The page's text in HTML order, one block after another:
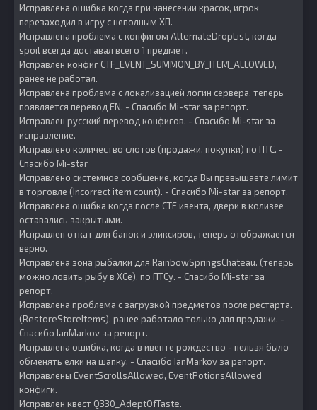
Исправлена ошибка когда при нанесении красок, игрок
перезаходил в игру с неполным ХП.
Исправлена проблема с конфигом AlternateDropList, когда
spoil всегда доставал всего 1 предмет.
Исправлен конфиг CTF_EVENT_SUMMON_BY_ITEM_ALLOWED,
ранее не работал.
Исправлена проблема с локализацией логин сервера, теперь
появляется перевод EN. - Спасибо Mi-star за репорт.
Исправлен русский перевод конфигов. - Спасибо Mi-star за
исправление.
Исправлено количество слотов (продажи, покупки) по ПТС. -
Спасибо Mi-star
Исправлено системное сообщение, когда Вы превышаете лимит
в торговле (Incorrect item count). - Спасибо Mi-star за репорт.
Исправлена ошибка когда после CTF ивента, двери в колизее
оставались закрытыми.
Исправлен откат для банок и эликсиров, теперь отображается
верно.
Исправлена зона рыбалки для RainbowSpringsChateau. (теперь
можно ловить рыбу в ХСе). по ПТСу. - Спасибо Mi-star за
репорт.
Исправлена проблема с загрузкой предметов после рестарта.
(RestoreStoreItems), ранее работало только для продажи. -
Спасибо IanMarkov за репорт.
Исправлена ошибка, когда в ивенте рождество - нельзя было
обменять ёлки на шапку. - Спасибо IanMarkov за репорт.
Исправлены EventScrollsAllowed, EventPotionsAllowed
конфиги.
Исправлен квест Q330_AdeptOfTaste.